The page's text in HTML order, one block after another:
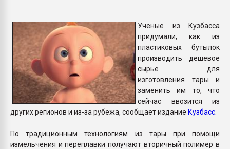
Ученые из Кузбасса
придумали, как из
пластиковых бутылок
производить дешевое
сырье для
изготовления тары и
заменить им то, что
сейчас ввозится из
других регионов и из-за рубежа, сообщает издание Кузбасс
По традиционным технологиям из тары при помощи
измельчения и переплавки получают вторичный полимер в